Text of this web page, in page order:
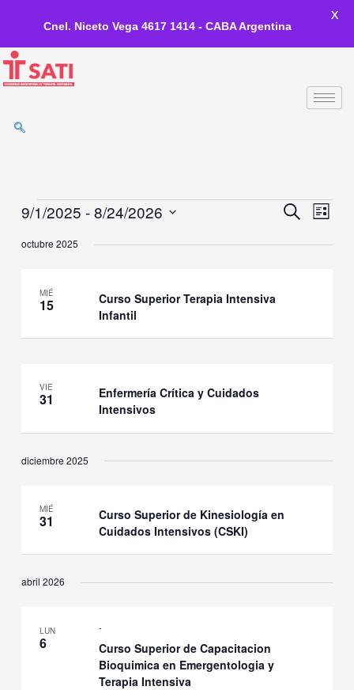
contenido
Eventos
Eventos
Búsqueda
Búsqueda
de
Lista
9/1/2025 - 8/24/2026
la
octubre 2025
MIÉ
15
Curso Superior Terapia Intensiva
Infantil
VIE
31
Enfermería Crítica y Cuidados
Intensivos
diciembre 2025
MIÉ
31
Curso Superior de Kinesiología en
Cuidados Intensivos (CSKI)
abril 2026
LUN
6
Curso Superior de Capacitacion
Bioquimica en Emergentologia y
Terapia Intensiva
-
Cnel. Niceto Vega 4617 1414 - CABA Argentina
X